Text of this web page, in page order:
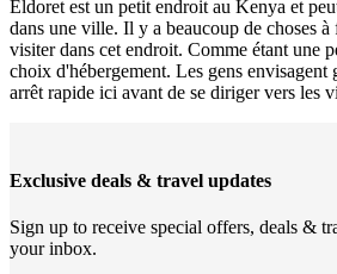
Eldoret est un petit endroit au Kenya et
dans une ville. Il y a beaucoup de choses à
visiter dans cet endroit. Comme étant une
choix d'hébergement. Les gens envisagent
arrêt rapide ici avant de se diriger vers les
Exclusive deals & travel updates
Sign up to receive special offers, deals &
your inbox.